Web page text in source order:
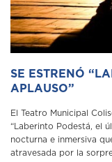
SE ESTRENÓ
APLAUSO”
El Teatro Municipal
“Laberinto Podestá, el
nocturna e inmersiva
atravesada por la